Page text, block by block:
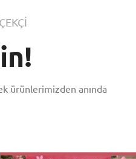
ürünlerimizden anında